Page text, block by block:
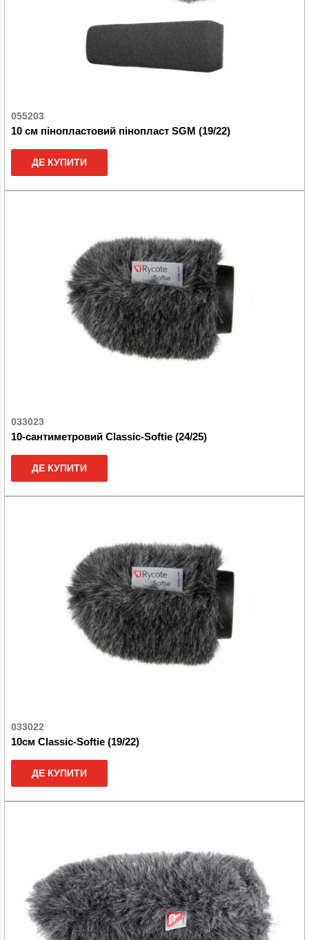
055203
10 см пінопластовий пінопласт SGM (19/22)
ДЕ КУПИТИ
033023
10-сантиметровий Classic-Softie (24/25)
ДЕ КУПИТИ
033022
10см Classic-Softie (19/22)
ДЕ КУПИТИ